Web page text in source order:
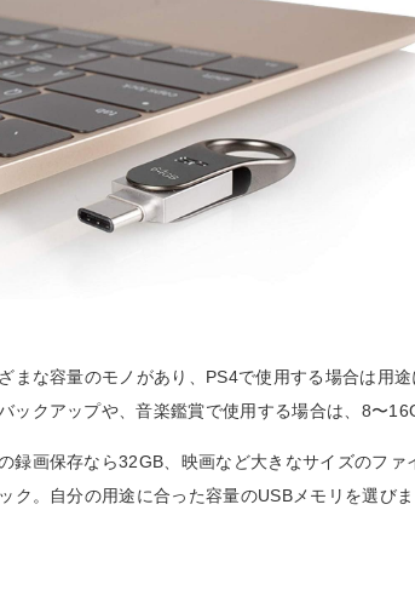
まな容量のモノがあり、PS4で使用する場合は用
ックアップや、音楽鑑賞で使用する場合は、8〜
録画保存なら32GB、映画など大きなサイズのフ
ク。自分の用途に合った容量のUSBメモリを選びま